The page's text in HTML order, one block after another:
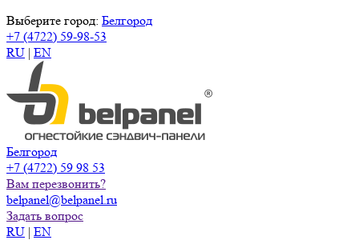
Выберите город: Белгород
+7 (4722) 59-98-53
RU | EN
Белгород
+7 (4722) 59 98 53
Вам перезвонить?
belpanel@belpanel.ru
Задать вопрос
RU | EN